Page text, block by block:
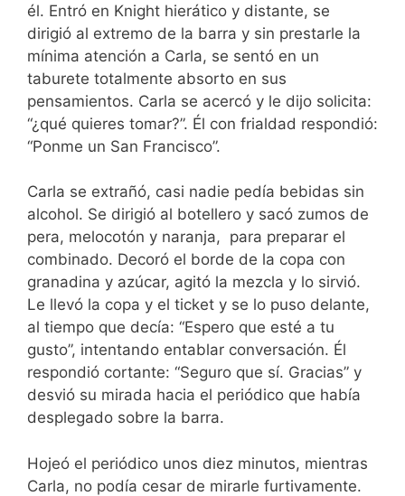
él. Entró en Knight hierático y distante, se
dirigió al extremo de la barra y sin prestarle la
mínima atención a Carla, se sentó en un
taburete totalmente absorto en sus
pensamientos. Carla se acercó y le dijo solicita:
“¿qué quieres tomar?”. Él con frialdad respondió:
“Ponme un San Francisco”.
Carla se extrañó, casi nadie pedía bebidas sin
alcohol. Se dirigió al botellero y sacó zumos de
pera, melocotón y naranja, para preparar el
combinado. Decoró el borde de la copa con
granadina y azúcar, agitó la mezcla y lo sirvió.
Le llevó la copa y el ticket y se lo puso delante,
al tiempo que decía: “Espero que esté a tu
gusto”, intentando entablar conversación. Él
respondió cortante: “Seguro que sí. Gracias” y
desvió su mirada hacia el periódico que había
desplegado sobre la barra.
Hojeó el periódico unos diez minutos, mientras
Carla, no podía cesar de mirarle furtivamente.